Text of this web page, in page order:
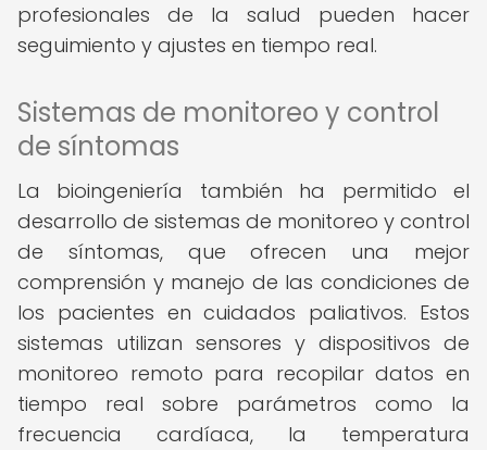
profesionales de la salud pueden hacer
seguimiento y ajustes en tiempo real.
Sistemas de monitoreo y control
de síntomas
La bioingeniería también ha permitido el
desarrollo de sistemas de monitoreo y control
de síntomas, que ofrecen una mejor
comprensión y manejo de las condiciones de
los pacientes en cuidados paliativos. Estos
sistemas utilizan sensores y dispositivos de
monitoreo remoto para recopilar datos en
tiempo real sobre parámetros como la
frecuencia cardíaca, la temperatura